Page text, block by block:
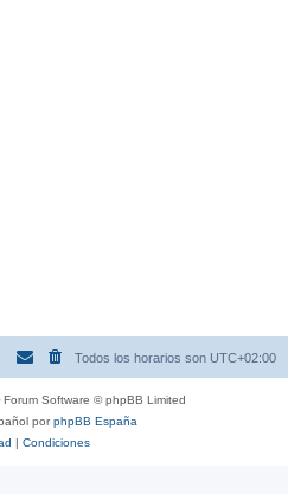
Todos los horarios son UTC+02:00
Forum Software © phpBB Limited
porphpBB España
| Condiciones